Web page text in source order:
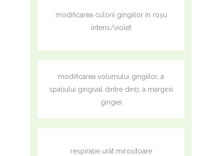
modificarea culorii gingiilor în roșu
intens/violet
modificarea volumului gingiilor, a
spațiului gingival dintre dinți, a marginii
gingiei
respirație urât mirositoare